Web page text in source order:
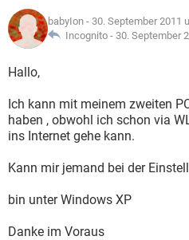
WHATSAPP
FACEBOOK
WINDOWS 10
WHATSAPP
FACEBOOK
SPIELE
ANDROID
FACEBOOK
LEXIKON
SPIELE
ANDROID
WINDOWS 10
WHATSAPP
babyIon - 30. September 2011
Incognito - 30. September
Hallo,
Ich kann mit meinem zweiten
haben , obwohl ich schon via
ins Internet gehe kann.
Kann mir jemand bei der
bin unter Windows XP
Danke im Voraus